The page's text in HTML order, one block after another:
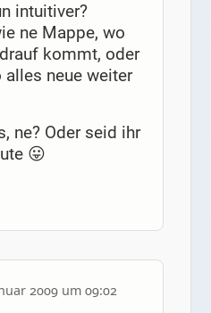
intuitiver?
ne Mappe, wo
kommt, oder
alles neue weiter
ne? Oder seid ihr
😛
2009 um 09:02